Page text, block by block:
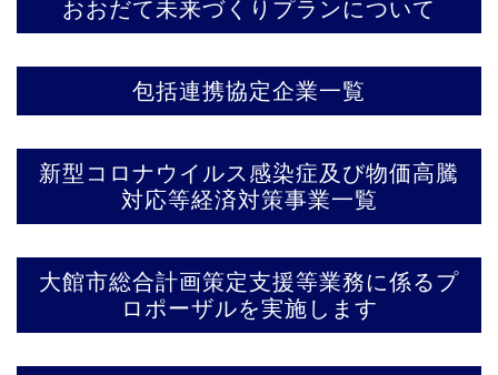
おおだて未来づくりプランについて
包括連携協定企業一覧
新型コロナウイルス感染症及び物価高騰
対応等経済対策事業一覧
大館市総合計画策定支援等業務に係るプ
ロポーザルを実施します